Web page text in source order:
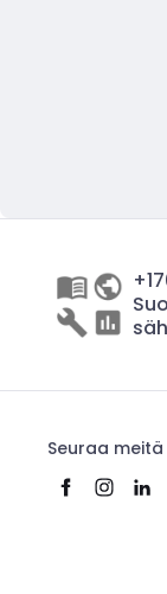
Seuraa meitä